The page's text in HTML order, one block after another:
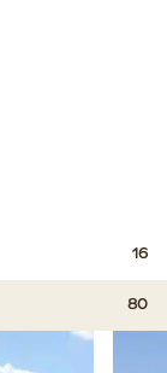
16
80